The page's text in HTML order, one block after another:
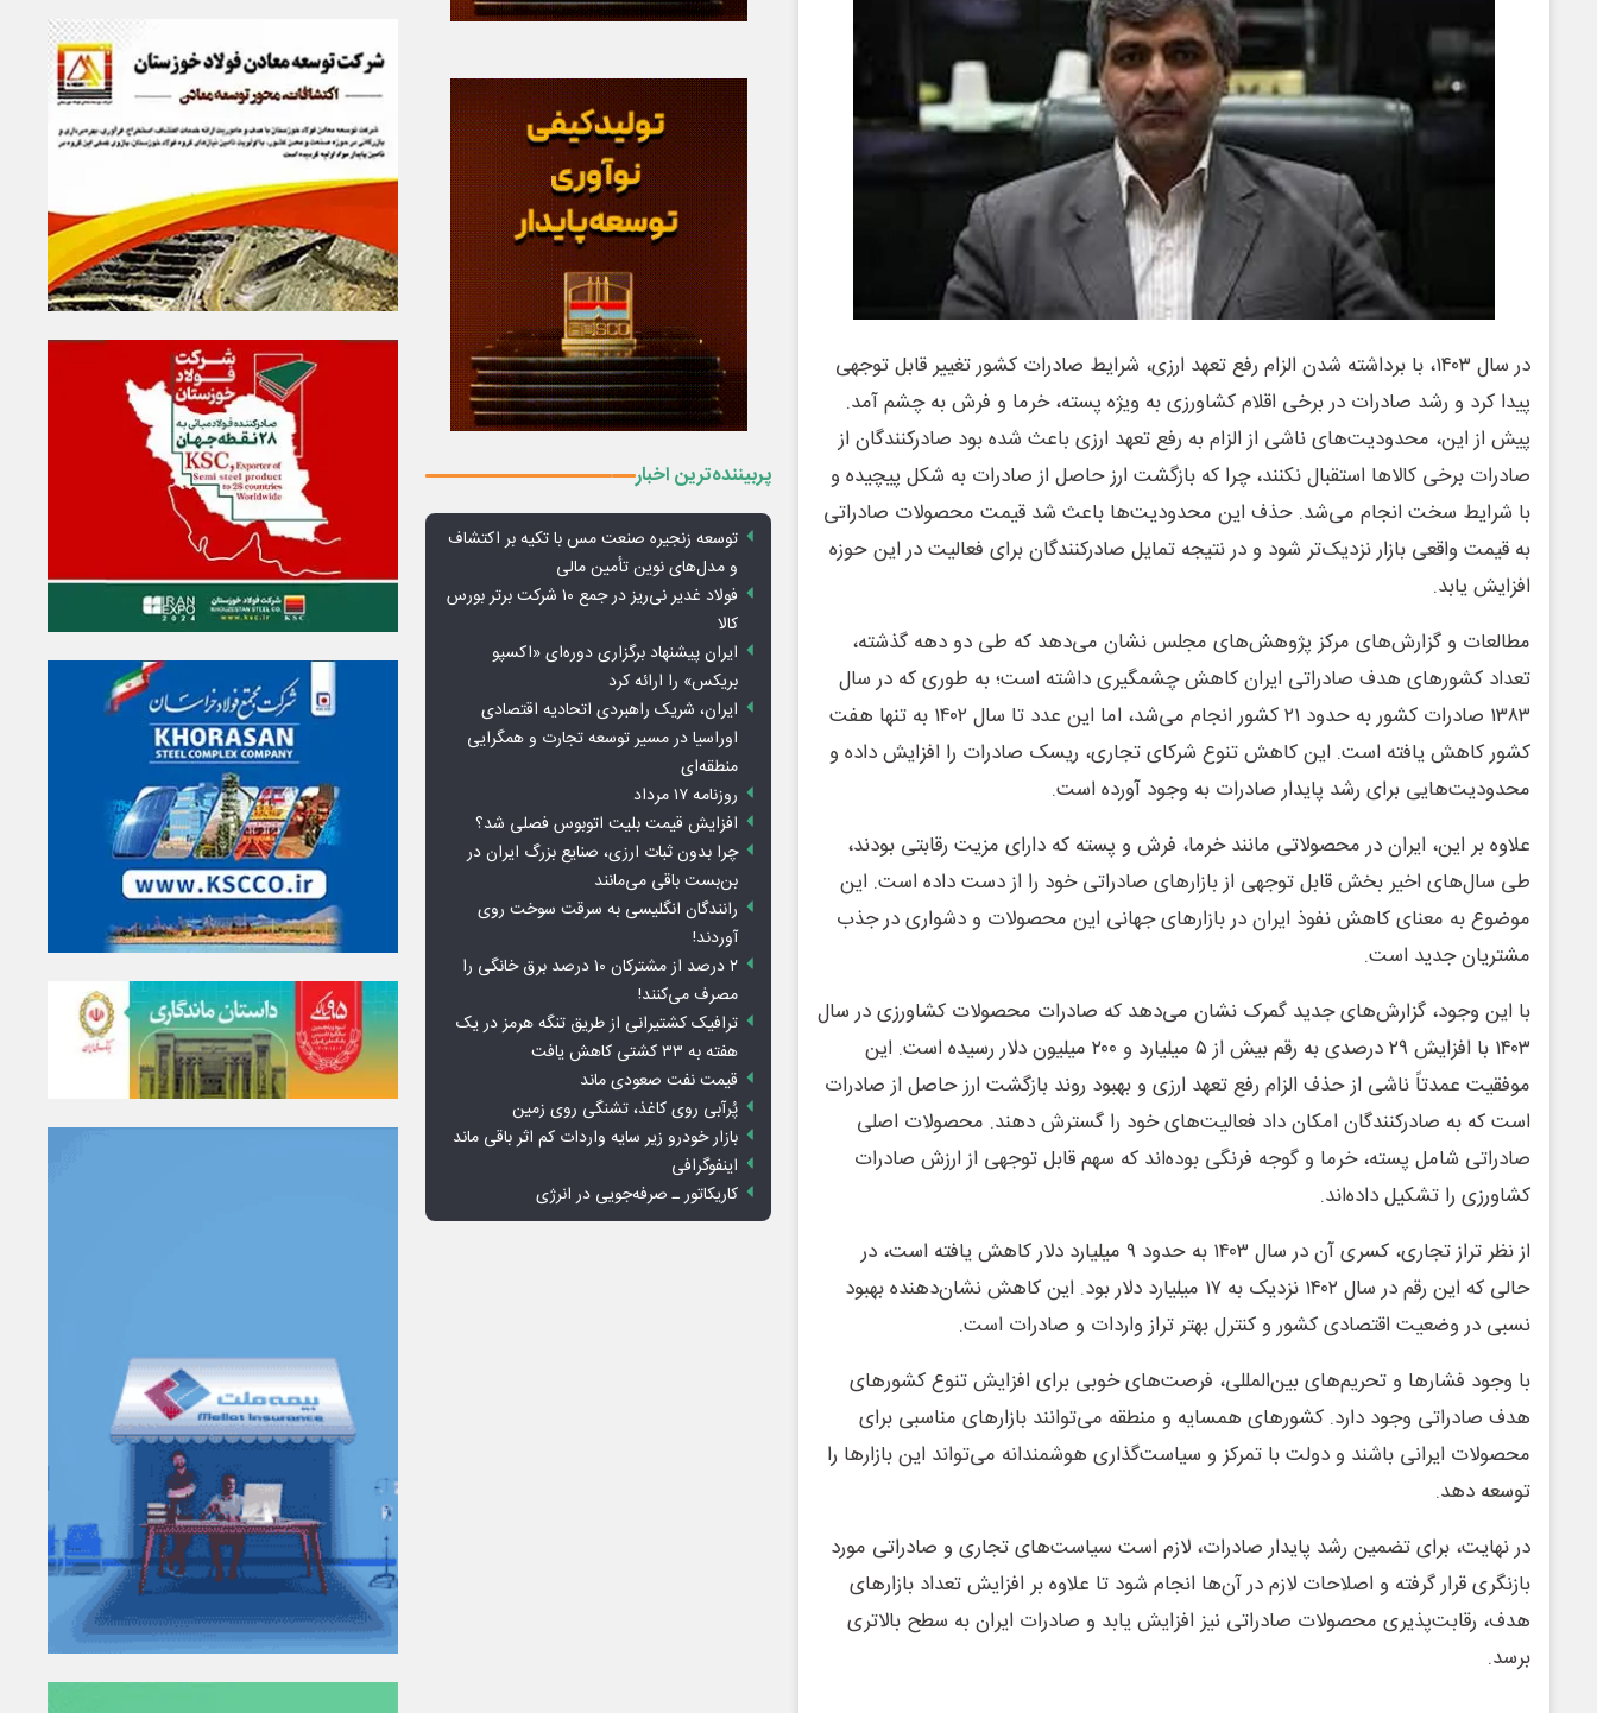
در سال ۱۴۰۳، با برداشته شدن الزام رفع تعهد ارزی، شرایط صادرات کشور تغییر قابل توجهی
پیدا کرد و رشد صادرات در برخی اقلام کشاورزی به ویژه پسته، خرما و فرش به چشم آمد.
پیش از این، محدودیت‌های ناشی از الزام به رفع تعهد ارزی باعث شده بود صادرکنندگان از
صادرات برخی کالاها استقبال نکنند، چرا که بازگشت ارز حاصل از صادرات به شکل پیچیده و
با شرایط سخت انجام می‌شد. حذف این محدودیت‌ها باعث شد قیمت محصولات صادراتی
به قیمت واقعی بازار نزدیک‌تر شود و در نتیجه تمایل صادرکنندگان برای فعالیت در این حوزه
افزایش یابد.
مطالعات و گزارش‌های مرکز پژوهش‌های مجلس نشان می‌دهد که طی دو دهه گذشته،
تعداد کشورهای هدف صادراتی ایران کاهش چشمگیری داشته است؛ به طوری که در سال
۱۳۸۳ صادرات کشور به حدود ۲۱ کشور انجام می‌شد، اما این عدد تا سال ۱۴۰۲ به تنها هفت
کشور کاهش یافته است. این کاهش تنوع شرکای تجاری، ریسک صادرات را افزایش داده و
محدودیت‌هایی برای رشد پایدار صادرات به وجود آورده است.
علاوه بر این، ایران در محصولاتی مانند خرما، فرش و پسته که دارای مزیت رقابتی بودند،
طی سال‌های اخیر بخش قابل توجهی از بازارهای صادراتی خود را از دست داده است. این
موضوع به معنای کاهش نفوذ ایران در بازارهای جهانی این محصولات و دشواری در جذب
مشتریان جدید است.
با این وجود، گزارش‌های جدید گمرک نشان می‌دهد که صادرات محصولات کشاورزی در سال
۱۴۰۳ با افزایش ۲۹ درصدی به رقم بیش از ۵ میلیارد و ۲۰۰ میلیون دلار رسیده است. این
موفقیت عمدتاً ناشی از حذف الزام رفع تعهد ارزی و بهبود روند بازگشت ارز حاصل از صادرات
است که به صادرکنندگان امکان داد فعالیت‌های خود را گسترش دهند. محصولات اصلی
صادراتی شامل پسته، خرما و گوجه فرنگی بوده‌اند که سهم قابل توجهی از ارزش صادرات
کشاورزی را تشکیل داده‌اند.
از نظر تراز تجاری، کسری آن در سال ۱۴۰۳ به حدود ۹ میلیارد دلار کاهش یافته است، در
حالی که این رقم در سال ۱۴۰۲ نزدیک به ۱۷ میلیارد دلار بود. این کاهش نشان‌دهنده بهبود
نسبی در وضعیت اقتصادی کشور و کنترل بهتر تراز واردات و صادرات است.
با وجود فشارها و تحریم‌های بین‌المللی، فرصت‌های خوبی برای افزایش تنوع کشورهای
هدف صادراتی وجود دارد. کشورهای همسایه و منطقه می‌توانند بازارهای مناسبی برای
محصولات ایرانی باشند و دولت با تمرکز و سیاست‌گذاری هوشمندانه می‌تواند این بازارها را
توسعه دهد.
در نهایت، برای تضمین رشد پایدار صادرات، لازم است سیاست‌های تجاری و صادراتی مورد
بازنگری قرار گرفته و اصلاحات لازم در آن‌ها انجام شود تا علاوه بر افزایش تعداد بازارهای
هدف، رقابت‌پذیری محصولات صادراتی نیز افزایش یابد و صادرات ایران به سطح بالاتری
برسد.
پربیننده‌ترین اخبار
توسعه زنجیره صنعت مس با تکیه بر اکتشاف
و مدل‌های نوین تأمین مالی
فولاد غدیر نی‌ریز در جمع ۱۰ شرکت برتر بورس
کالا
ایران پیشنهاد برگزاری دوره‌ای «اکسپو
بریکس» را ارائه کرد
ایران، شریک راهبردی اتحادیه اقتصادی
اوراسیا در مسیر توسعه تجارت و همگرایی
منطقه‌ای
روزنامه ۱۷ مرداد
افزایش قیمت بلیت اتوبوس فصلی شد؟
چرا بدون ثبات ارزی، صنایع بزرگ ایران در
بن‌بست باقی می‌مانند
رانندگان انگلیسی به سرقت سوخت روی
آوردند!
۲ درصد از مشترکان ۱۰ درصد برق خانگی را
مصرف می‌کنند!
ترافیک کشتیرانی از طریق تنگه هرمز در یک
هفته به ۳۳ کشتی کاهش یافت
قیمت نفت صعودی ماند
پُرآبی روی کاغذ، تشنگی روی زمین
بازار خودرو زیر سایه واردات کم اثر باقی ماند
اینفوگرافی
کاریکاتور ـ صرفه‌جویی در انرژی